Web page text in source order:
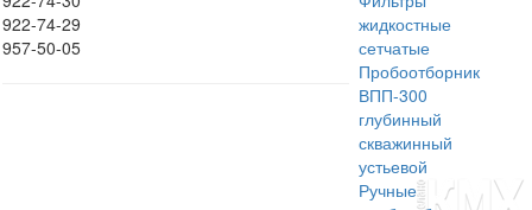
922-74-29
957-50-05
жидкостные
сетчатые
Пробоотборник
ВПП-300
глубинный
скважинный
устьевой
Ручные